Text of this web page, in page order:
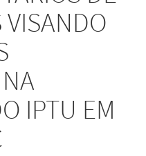
VISANDO
IPTU EM